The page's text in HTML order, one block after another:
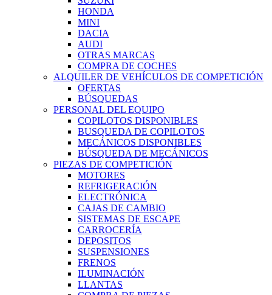
HONDA
MINI
DACIA
AUDI
OTRAS MARCAS
COMPRA DE COCHES
ALQUILER DE VEHÍCULOS DE COMPETICIÓN
OFERTAS
BÚSQUEDAS
PERSONAL DEL EQUIPO
COPILOTOS DISPONIBLES
BUSQUEDA DE COPILOTOS
MECÁNICOS DISPONIBLES
BÚSQUEDA DE MECÁNICOS
PIEZAS DE COMPETICIÓN
MOTORES
REFRIGERACIÓN
ELECTRÓNICA
CAJAS DE CAMBIO
SISTEMAS DE ESCAPE
CARROCERÍA
DEPOSITOS
SUSPENSIONES
FRENOS
ILUMINACIÓN
LLANTAS